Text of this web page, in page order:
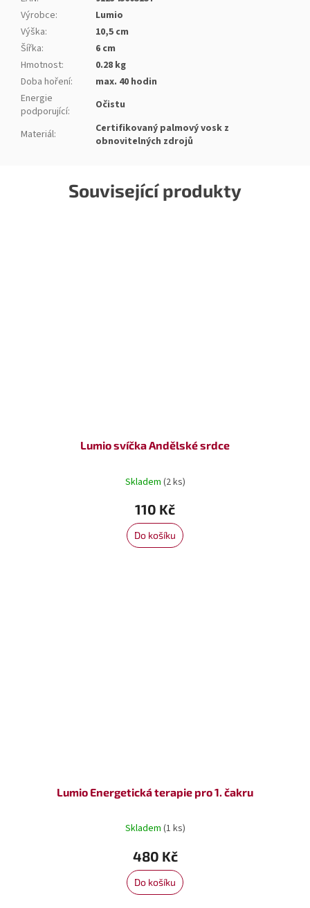
Související produkty
Lumio svíčka Andělské srdce
Skladem (2 ks)
110 Kč
Do košíku
Lumio Energetická terapie pro 1. čakru
Skladem (1 ks)
480 Kč
Do košíku
Výrobce:
Lumio
Výška:
10,5 cm
Šířka:
6 cm
Hmotnost:
0.28 kg
Doba hoření:
max. 40 hodin
Energie
podporující: Očistu
Materiál:
Certifikovaný palmový vosk z
obnovitelných zdrojů